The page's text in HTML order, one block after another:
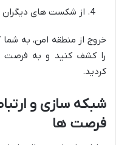
از شکست های
خروج از منطقه امن، به
را کشف کنید و به فرصت
کردید.
شبکه سازی و
فرصت ها